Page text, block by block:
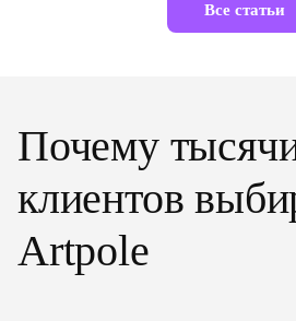
Все статьи
Почему
клиентов
Artpole